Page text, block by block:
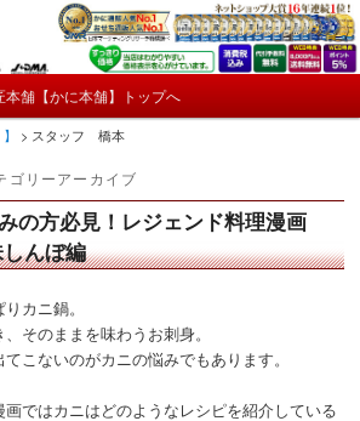
【たくじょー！】
おもしろ情報や興味深い記事をお届けします。
本舗【かに本舗】トップへ
> スタッフ 橋本
ゴリーアーカイブ
の方必見！レジェンド料理漫画
んぼ編
カニ鍋。
そのままを味わうお刺身。
こないのがカニの悩みでもあります。
ではカニはどのようなレシピを紹介している